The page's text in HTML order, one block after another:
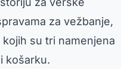
za vežbanje,
su tri namenjena
košarku.